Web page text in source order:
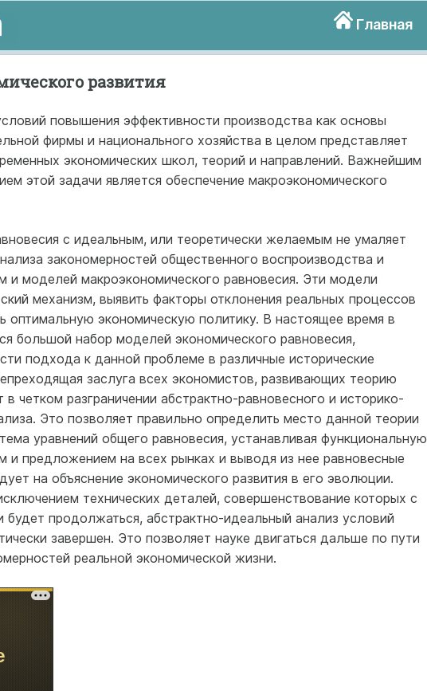
Главная
развития
повышения эффективности производства как основы
фирмы и национального хозяйства в целом представляет
экономических школ, теорий и направлений. Важнейшим
этой задачи является обеспечение макроэкономического
с идеальным, или теоретически желаемым не умаляет
закономерностей общественного воспроизводства и
и моделей макроэкономического равновесия. Эти модели
механизм, выявить факторы отклонения реальных процессов
оптимальную экономическую политику. В настоящее время в
большой набор моделей экономического равновесия,
подхода к данной проблеме в различные исторические
заслуга всех экономистов, развивающих теорию
четком разграничении абстрактно-равновесного и историко-
Это позволяет правильно определить место данной теории
уравнений общего равновесия, устанавливая функциональную
и предложением на всех рынках и выводя из нее равновесные
на объяснение экономического развития в его эволюции.
технических деталей, совершенствование которых с
будет продолжаться, абстрактно-идеальный анализ условий
завершен. Это позволяет науке двигаться дальше по пути
реальной экономической жизни.